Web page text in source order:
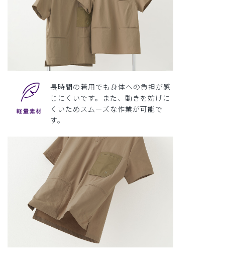
長時間の着用でも身体への負担が感
じにくいです。また、動きを妨げに
くいためスムーズな作業が可能で
す。